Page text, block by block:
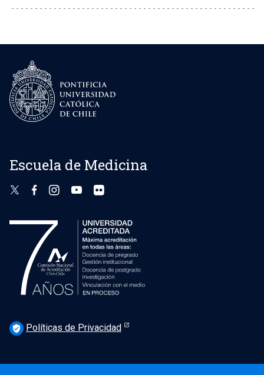
Escuela de Medicina
verified_user Políticas de Privacidad